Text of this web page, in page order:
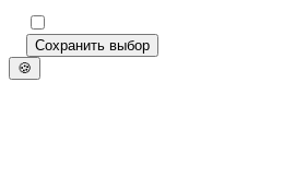
Сохранить выбор
🍪